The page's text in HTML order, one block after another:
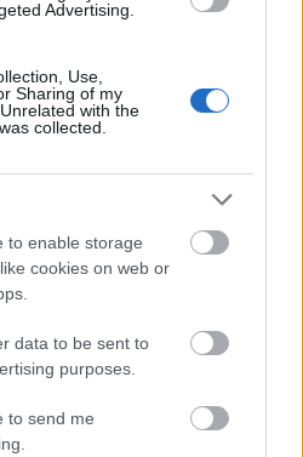
Advertising.
Use,
Sharing of my
with the
collected.
to enable storage
cookies on web or
data to be sent to
purposes.
to send me
Weddings megjelenése volt
egy még
valójban arról szerettem
írni, hogy a Google
logókat gyárt…
szájt" lett
hogy élesedett az
írtam, hogyKözösségi
szerethetősége
a dizájnon. A jó, szép,
szolgáltatások esetében